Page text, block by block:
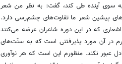
سوی آینده طی کند، گفت: به نظر من شعر
پیشین شعر ما تفاوت‌های چشم‌رسی دارد.
که در این دوره شاعران عرضه می‌کنند
در آن مورد پذیرفتنی است که به سنّت‌های
عبور نکند. منظورم این است که هر نوآوری